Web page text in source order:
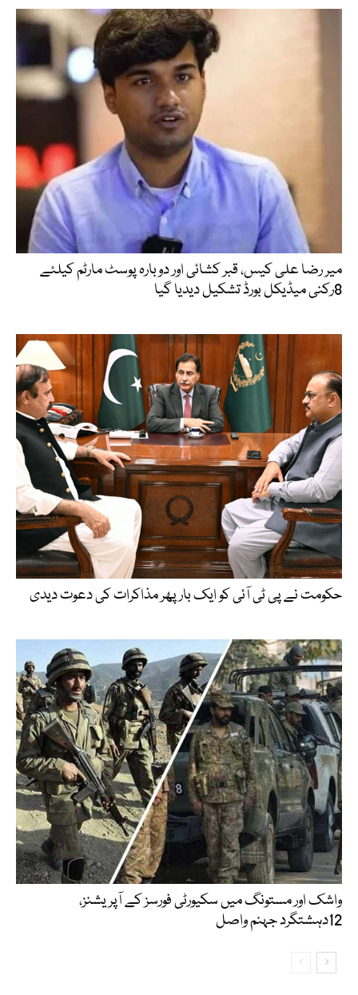
میر رضا علی کیس، قبر کشائی اور دوبارہ پوسٹ مارٹم کیلئے
8رکنی میڈیکل بورڈ تشکیل دیدیا گیا
حکومت نے پی ٹی آئی کو ایک بارپھر مذاکرات کی دعوت دیدی
واشک اور مستونگ میں سکیورٹی فورسز کے آپریشنز،
12دہشتگرد جہنم واصل